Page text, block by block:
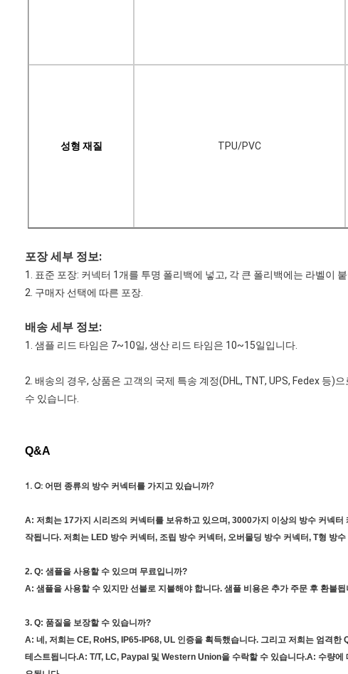
성형 재질 TPU/PVC
포장 세부 정보:
1. 표준 포장: 커넥터 1개를 투명 폴리백에 넣고, 각 큰 폴리백에는 라벨이
2. 구매자 선택에 따른 포장.
배송 세부 정보:
1. 샘플 리드 타임은 7~10일, 생산 리드 타임은 10~15일입니다.
2. 배송의 경우, 상품은 고객의 국제 특송 계정(DHL, TNT, UPS, Fedex 등)
수 있습니다.
Q&A
1. Q: 어떤 종류의 방수 커넥터를 가지고 있습니까?
A: 저희는 17가지 시리즈의 커넥터를 보유하고 있으며, 3000가지 이상의 방수 커넥터
작됩니다. 저희는 LED 방수 커넥터, 조립 방수 커넥터, 오버몰딩 방수 커넥터, T형 방
2. Q: 샘플을 사용할 수 있으며 무료입니까?
A: 샘플을 사용할 수 있지만 선불로 지불해야 합니다. 샘플 비용은 추가 주문 후 환불됩
3. Q: 품질을 보장할 수 있습니까?
A: 네, 저희는 CE, RoHS, IP65-IP68, UL 인증을 획득했습니다. 그리고 저희는 엄격한
테스트됩니다.A: T/T, LC, Paypal 및 Western Union을 수락할 수 있습니다.A: 수량에